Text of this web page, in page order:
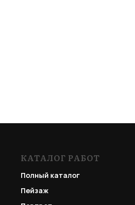
КАТАЛОГ РАБОТ
Полный каталог
Пейзаж